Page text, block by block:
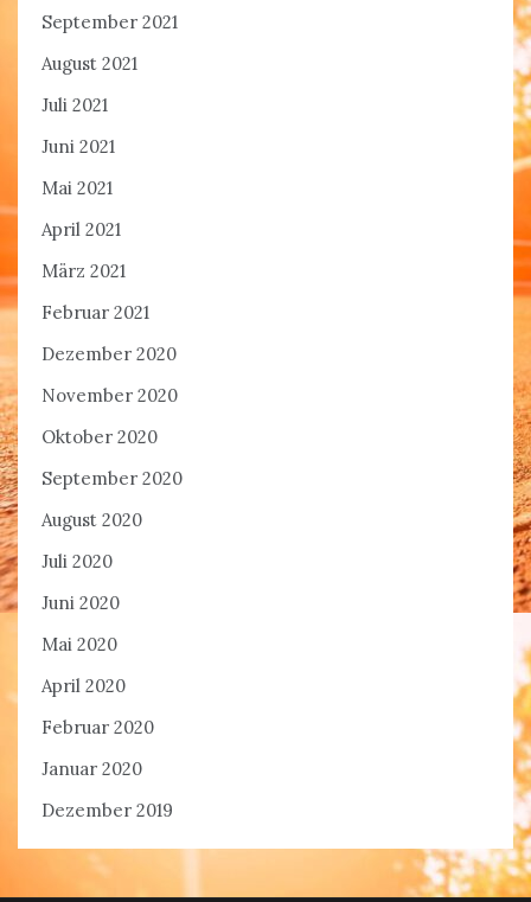
September 2021
August 2021
Juli 2021
Juni 2021
Mai 2021
April 2021
März 2021
Februar 2021
Dezember 2020
November 2020
Oktober 2020
September 2020
August 2020
Juli 2020
Juni 2020
Mai 2020
April 2020
Februar 2020
Januar 2020
Dezember 2019